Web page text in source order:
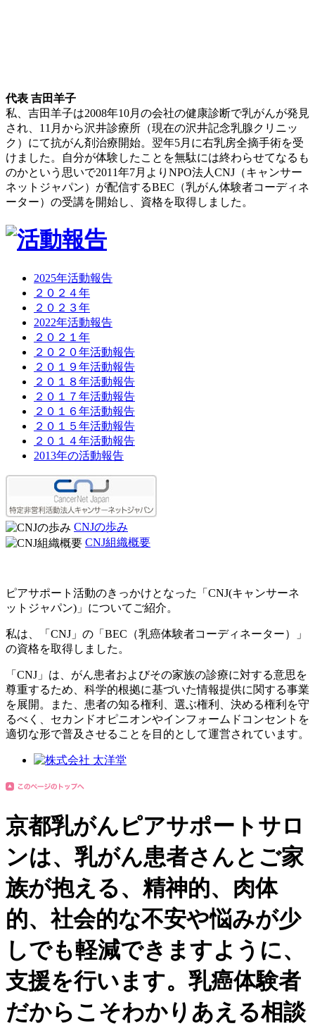
代表 吉田羊子
私、吉田羊子は2008年10月の会社の健康診断で乳がんが発見
され、11月から沢井診療所（現在の沢井記念乳腺クリニッ
ク）にて抗がん剤治療開始。翌年5月に右乳房全摘手術を受
けました。自分が体験したことを無駄には終わらせてなるも
のかという思いで2011年7月よりNPO法人CNJ（キャンサー
ネットジャパン）が配信するBEC（乳がん体験者コーディネ
ーター）の受講を開始し、資格を取得しました。
2025年活動報告
２０２４年
２０２３年
2022年活動報告
２０２１年
２０２０年活動報告
２０１９年活動報告
２０１８年活動報告
２０１７年活動報告
２０１６年活動報告
２０１５年活動報告
２０１４年活動報告
2013年の活動報告
CNJの歩み
CNJ組織概要
ピアサポート活動のきっかけとなった「CNJ(キャンサーネ
ットジャパン)」についてご紹介。
私は、「CNJ」の「BEC（乳癌体験者コーディネーター）」
の資格を取得しました。
「CNJ」は、がん患者およびその家族の診療に対する意思を
尊重するため、科学的根拠に基づいた情報提供に関する事業
を展開。また、患者の知る権利、選ぶ権利、決める権利を守
るべく、セカンドオピニオンやインフォームドコンセントを
適切な形で普及させることを目的として運営されています。
京都乳がんピアサポートサロ
ンは、乳がん患者さんとご家
族が抱える、精神的、肉体
的、社会的な不安や悩みが少
しでも軽減できますように、
支援を行います。乳癌体験者
だからこそわかりあえる相談